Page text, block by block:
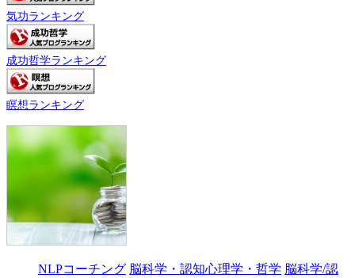
気功ランキング
成功哲学ランキング
瞑想ランキング
NLPコーチング 脳科学・認知心理学・哲学 脳科学/認